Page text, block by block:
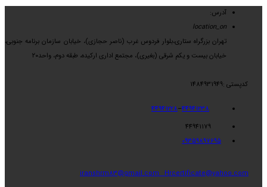
آدرس:
location_on
تهران بزرگراه ستاری،بلوار فردوس غرب (ناصر حجازی)، خیابان سازمان برنامه جنوبی،
خیابان بیست و یکم شرقی (بغیری)، مجتمع اداری ارکیده، طبقه دوم، واحد۲۰
کدپستی :1484931949
44941238
–
44941228
09359897695
iranshrm83@gmail.com Hrcertificate@yahoo.com